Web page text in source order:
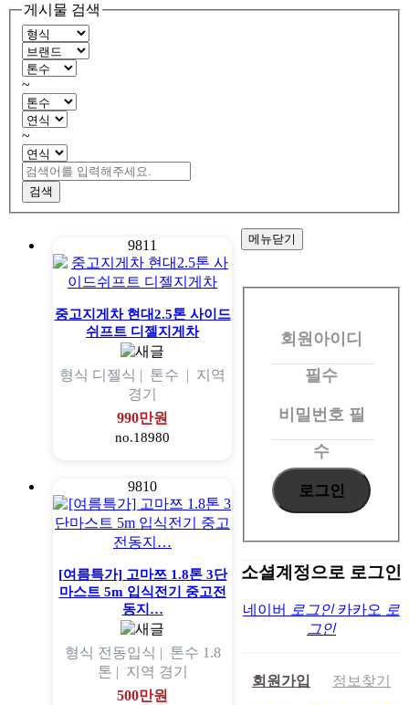
게시물 검색
~
~
검색
9811
중고지게차 현대2.5톤 사이드
쉬프트 디젤지게차
형식 디젤식 | 톤수 | 지역
경기
990만원
no.18980
9810
[여름특가] 고마쯔 1.8톤 3단
마스트 5m 입식전기 중고전
동지…
형식 전동입식 | 톤수 1.8
톤 | 지역 경기
500만원
메뉴닫기
회
회원아이디
필수
비밀번호 필
수
소셜계정으로 로그인
네이버 로그인 카카오 로
그인
회원가입 정보찾기